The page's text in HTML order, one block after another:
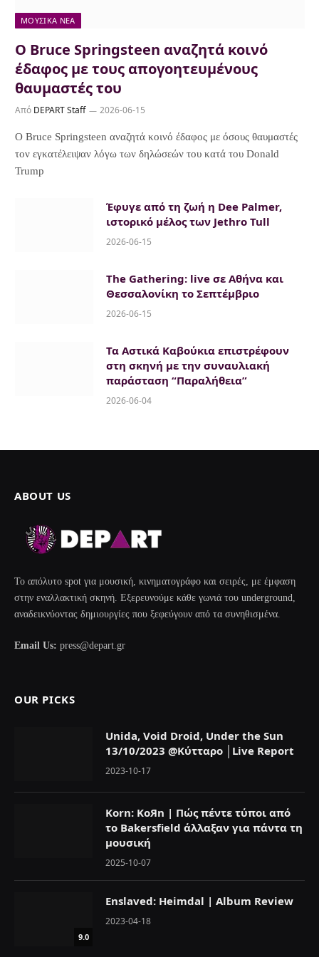
ΜΟΥΣΙΚΆ ΝΈΑ
Ο Bruce Springsteen αναζητά κοινό
έδαφος με τους απογοητευμένους
θαυμαστές του
Από DEPART Staff 2026-06-15
Ο Bruce Springsteen αναζητά κοινό έδαφος με όσους θαυμαστές
τον εγκατέλειψαν λόγω των δηλώσεών του κατά του Donald
Trump
Έφυγε από τη ζωή η Dee Palmer,
ιστορικό μέλος των Jethro Tull
2026-06-15
The Gathering: live σε Αθήνα και
Θεσσαλονίκη το Σεπτέμβριο
2026-06-15
Τα Αστικά Καβούκια επιστρέφουν
στη σκηνή με την συναυλιακή
παράσταση “Παραλήθεια”
2026-06-04
ABOUT US
Το απόλυτο spot για μουσική, κινηματογράφο και σειρές, με έμφαση
στην εναλλακτική σκηνή. Εξερευνούμε κάθε γωνιά του underground,
αναδεικνύοντας δημιουργίες που ξεφεύγουν από τα συνηθισμένα.
Email Us: press@depart.gr
OUR PICKS
Unida, Void Droid, Under the Sun
13/10/2023 @Κύτταρο │Live Report
2023-10-17
Korn: KoЯn | Πώς πέντε τύποι από
το Bakersfield άλλαξαν για πάντα τη
μουσική
2025-10-07
9.0
Enslaved: Heimdal | Album Review
2023-04-18